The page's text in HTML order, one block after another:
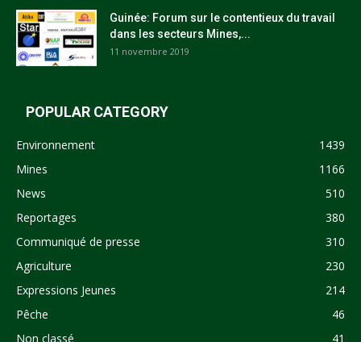
Guinée: Forum sur le contentieux du travail
dans les secteurs Mines,...
11 novembre 2019
POPULAR CATEGORY
Environnement
1439
Mines
1166
News
510
Reportages
380
Communiqué de presse
310
Agriculture
230
Expressions Jeunes
214
Pêche
46
Non classé
41